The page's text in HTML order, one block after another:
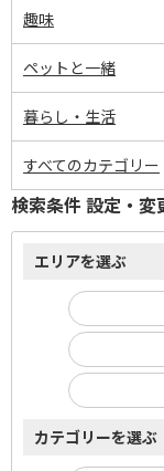
趣味
ペットと一緒
暮らし・生活
すべてのカテゴリー
検索条件 設定・変
エリアを選ぶ
カテゴリーを選ぶ